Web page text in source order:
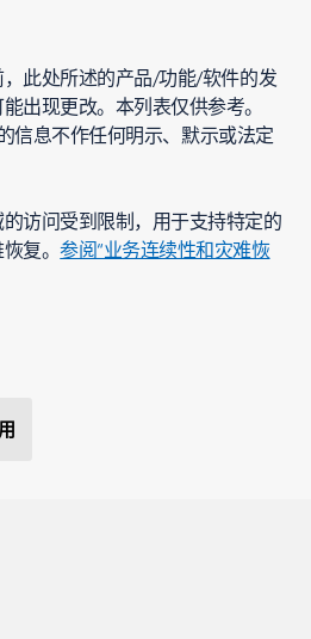
此处所述的产品/功能/软件的发
出现更改。本列表仅供参考。
信息不作任何明示、默示或法定
访问受到限制，用于支持特定的
复。参阅“业务连续性和灾难恢